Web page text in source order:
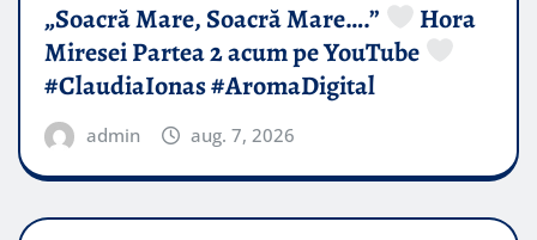
„Soacră Mare, Soacră Mare….”
Hora
Miresei Partea 2 acum pe YouTube
#ClaudiaIonas #AromaDigital
admin aug. 7, 2026